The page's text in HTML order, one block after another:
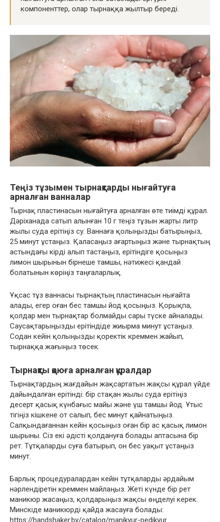
компоненттер, олар тырнаққа жылтыр береді.
Теңіз тұзымен тырнақтарды нығайтуға
арналған ванналар
Тырнақ пластинасын нығайтуға арналған өте тиімді құрал.
Дәріханада сатып алынған 10 г теңіз тұзын жарты литр
жылы суда ерітіңіз су. Ваннаға қолыңызды батырыңыз,
25 минут ұстаңыз. Қаласаңыз ағартыңыз және тырнақтың
астындағы кірді алып тастаңыз, ерітіндіге қосыңыз
лимон шырынын бірнеше тамшы, нәтижесі қандай
болатынын көріңіз таңғаларлық.
Ұқсас тұз ваннасы тырнақтың пластинасын нығайта
алады, егер оған бес тамшы йод қосыңыз. Қорықпа,
қолдар мен тырнақтар болмайды сары түске айналады.
Саусақтарыңызды ерітіндіде жиырма минут ұстаңыз.
Содан кейін қолыңызды қоректік креммен жайып,
тырнаққа жағыңыз төсек.
Тырнақты қоюға арналған құралдар
Тырнақтардың жағдайын жақсартатын жақсы құрал үйде
дайындалған ерітінді: бір стақан жылы суда ерітіңіз
десерт қасық күнбағыс майы және үш тамшы йод. Ұтыс
тігіңіз кішкене от салып, бес минут қайнатыңыз.
Салқындағаннан кейін қосыңыз оған бір ас қасық лимон
шырыны. Сіз екі әдісті қолдануға болады аптасына бір
рет. Тұтқаларды суға батырып, он бес уақыт ұстаңыз
минут.
Барлық процедуралардан кейін тұтқаларды әрдайым
нәрлендіретін креммен майлаңыз. Жеті күнде бір рет
маникюр жасаңыз, қолдарыңыз жақсы өңделуі керек.
Минскіде маникюрді қайда жасауға болады: